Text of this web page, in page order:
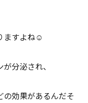
ますよね☺️
が分泌され、
効果があるんだそ